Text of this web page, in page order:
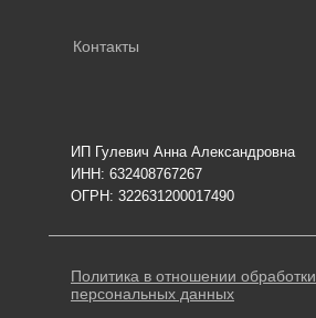
Политика в отношении обработки
персональных данных
ИП Гулевич Анна Александровна
ИНН: 632408767267
ОГРН: 322631200017490
Контакты